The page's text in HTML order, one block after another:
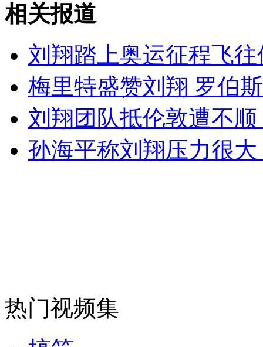
山西运城恶犬咬伤多人 警民合力深夜将其击毙
女孩北京地铁殴打老人 痛下狠手拳打脚踢
无痛分娩是否安全 医生回应
外交部：反对强权政治霸凌主义
走！跟着总书记去植树
相关报道
刘翔踏上奥运征程飞
梅里特盛赞刘翔 罗伯
刘翔团队抵伦敦遭不
孙海平称刘翔压力很
热门视频集